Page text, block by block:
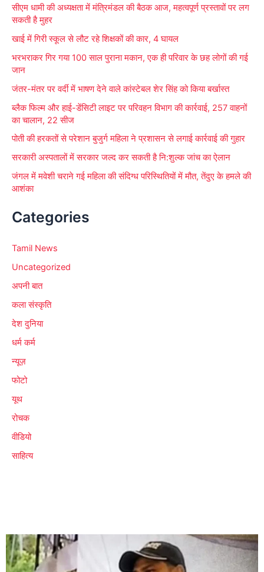
o
सीएम धामी की अध्यक्षता में मंत्रिमंडल की बैठक आज, महत्वपूर्ण प्रस्तावों पर लग
सकती है मुहर
खाई में गिरी स्कूल से लौट रहे शिक्षकों की कार, 4 घायल
भरभराकर गिर गया 100 साल पुराना मकान, एक ही परिवार के छह लोगों की गई
जान
जंतर-मंतर पर वर्दी में भाषण देने वाले कांस्टेबल शेर सिंह को किया बर्खास्त
ब्लैक फिल्म और हाई-डेंसिटी लाइट पर परिवहन विभाग की कार्रवाई, 257 वाहनों
का चालान, 22 सीज
पोती की हरकतों से परेशान बुजुर्ग महिला ने प्रशासन से लगाई कार्रवाई की गुहार
सरकारी अस्पतालों में सरकार जल्द कर सकती है नि:शुल्क जांच का ऐलान
जंगल में मवेशी चराने गई महिला की संदिग्ध परिस्थितियों में मौत, तेंदुए के हमले की
आशंका
Categories
Tamil News
Uncategorized
अपनी बात
कला संस्कृति
देश दुनिया
धर्म कर्म
न्यूज़
फोटो
यूथ
रोचक
वीडियो
साहित्य